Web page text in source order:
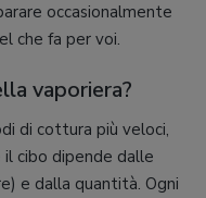
occasionalmente
che fa per voi.
vaporiera?
di cottura più veloci,
cibo dipende dalle
e dalla quantità. Ogni